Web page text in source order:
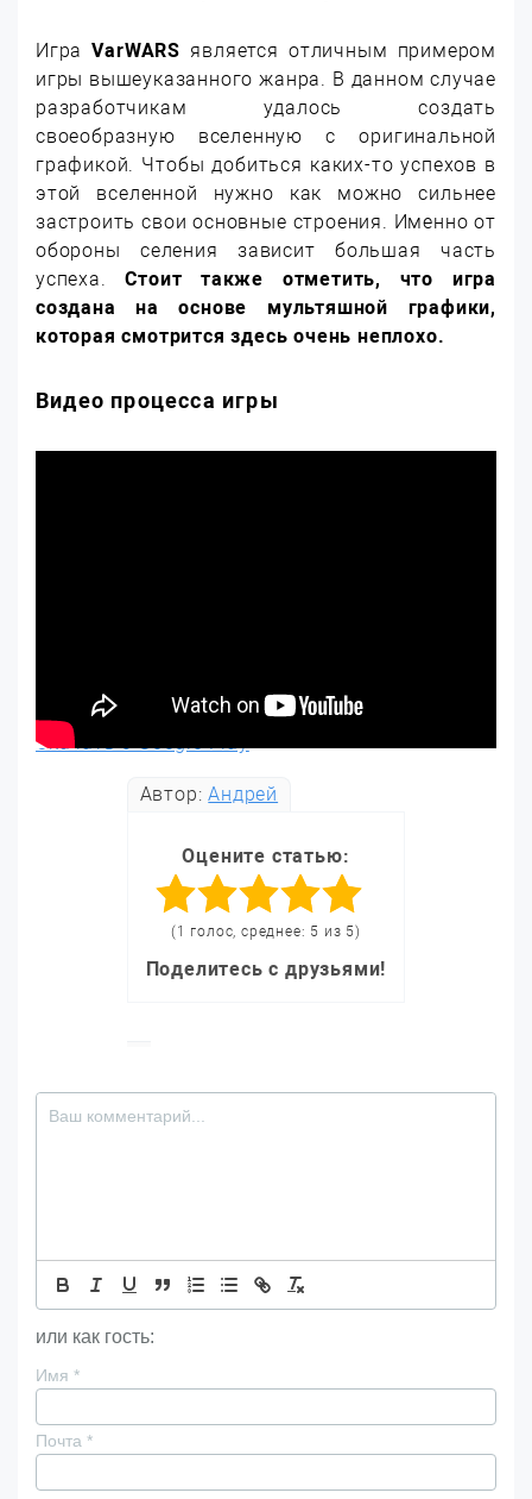
ИграVarWARS является отличным примером
игры вышеуказанного жанра. В данном случае
разработчикам удалось создать
своеобразную вселенную с оригинальной
графикой. Чтобы добиться каких-то успехов в
этой вселенной нужно как можно сильнее
застроить свои основные строения. Именно от
обороны селения зависит большая часть
успеха.Стоит также отметить, что игра
создана на основе мультяшной графики,
которая смотрится здесь очень неплохо.
Видео процесса игры
Скачать с Google Play
Автор:Андрей
Оцените статью:
(1 голос, среднее: 5 из 5)
Поделитесь с друзьями!
или как гость:
Имя *
Почта *